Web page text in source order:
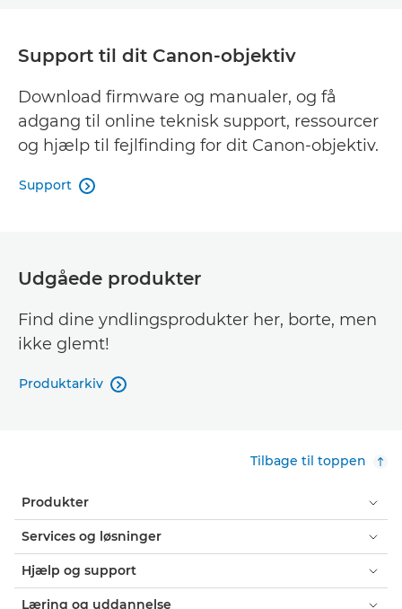
Support til dit Canon-objektiv
Download firmware og manualer, og få
adgang til online teknisk support, ressourcer
og hjælp til fejlfinding for dit Canon-objektiv.
Support 
Udgåede produkter
Find dine yndlingsprodukter her, borte, men
ikke glemt!
Produktarkiv 
Tilbage til toppen
Produkter
Services og løsninger
Hjælp og support
Læring og uddannelse